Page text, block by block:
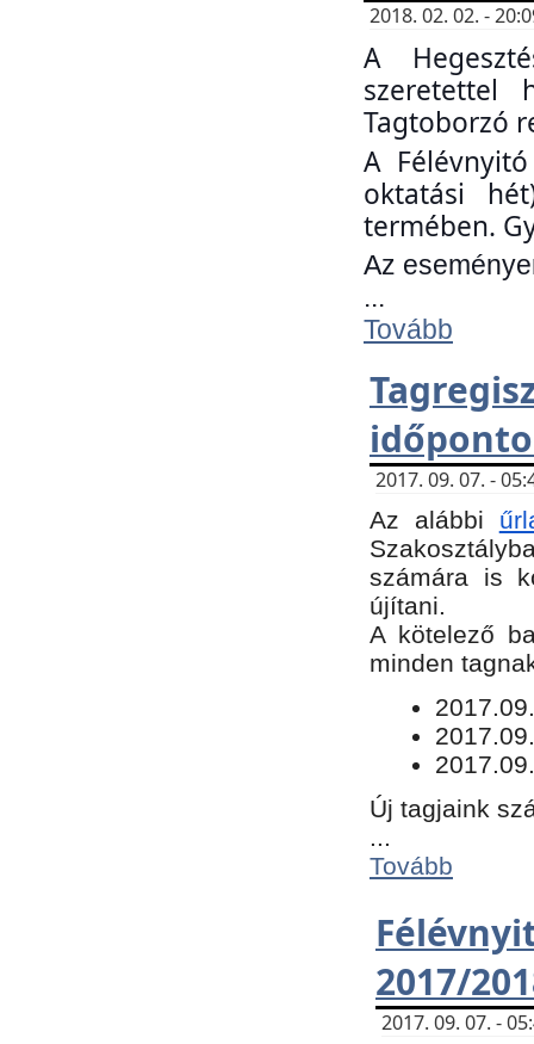
2018. 02. 02. -
A
szeretettel
Tagtoborzó
A
oktatási
termében.
Az
...
Tovább
2017. 09. 07. -
Az alábbi
számára is
újítani.
​A kötelező
minden
Új tagjaink
Tovább
2017/
2017. 09. 07. -